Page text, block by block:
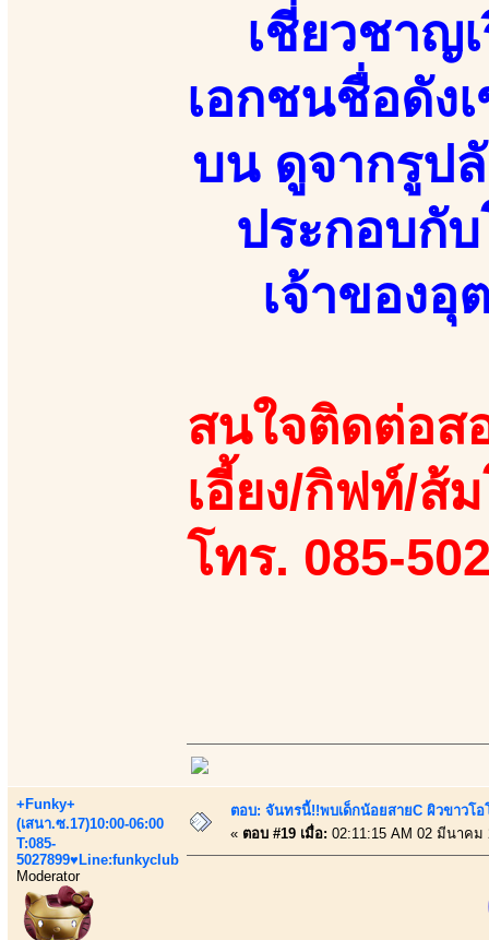
เชี่ยวชาญ
เอกชนชื่อดัง
บน ดูจากรูป
ประกอบกั
เจ้าของอุ
สนใจติดต่อส
เอี้ยง/กิฟท์/ส้
โทร. 085-
+Funky+
(เสนา.ซ.17)10:00-06:00
T:085-
5027899♥Line:funkyclub
Moderator
ตอบ: จันทรนี้!!พบเด็กน้อยสายC ผิวขาวโ
« ตอบ #19 เมื่อ: 02:11:15 AM 02 มีนาคม